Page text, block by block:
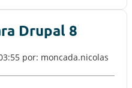
Drupal 8
por: moncada.nicolas